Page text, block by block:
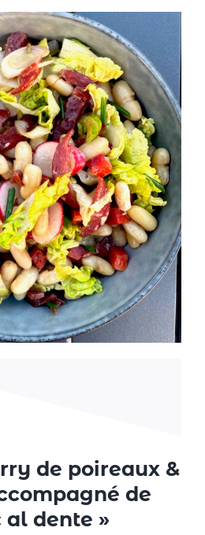
de poireaux &
de
al dente »